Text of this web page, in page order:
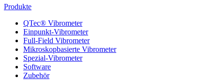
Produkte
QTec® Vibrometer
Einpunkt-Vibrometer
Full-Field Vibrometer
Mikroskopbasierte Vibrometer
Spezial-Vibrometer
Software
Zubehör